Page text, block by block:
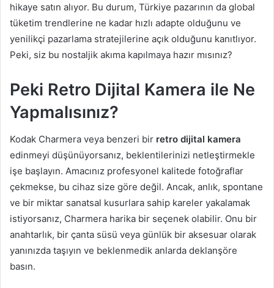
hikaye satın alıyor. Bu durum, Türkiye pazarının da global
tüketim trendlerine ne kadar hızlı adapte olduğunu ve
yenilikçi pazarlama stratejilerine açık olduğunu kanıtlıyor.
Peki, siz bu nostaljik akıma kapılmaya hazır mısınız?
Peki Retro Dijital Kamera ile Ne
Yapmalısınız?
Kodak Charmera veya benzeri bir retro dijital kamera
edinmeyi düşünüyorsanız, beklentilerinizi netleştirmekle
işe başlayın. Amacınız profesyonel kalitede fotoğraflar
çekmekse, bu cihaz size göre değil. Ancak, anlık, spontane
ve bir miktar sanatsal kusurlara sahip kareler yakalamak
istiyorsanız, Charmera harika bir seçenek olabilir. Onu bir
anahtarlık, bir çanta süsü veya günlük bir aksesuar olarak
yanınızda taşıyın ve beklenmedik anlarda deklanşöre
basın.